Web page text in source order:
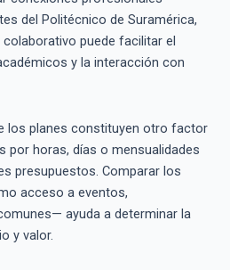
del Politécnico de Suramérica,
puede facilitar el
y la interacción con
los planes constituyen otro factor
por horas, días o mensualidades
presupuestos. Comparar los
acceso a eventos,
ayuda a determinar la
y valor.